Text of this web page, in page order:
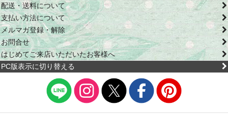
配送・送料について
支払い方法について
メルマガ登録・解除
お問合せ
はじめてご来店いただいたお客様へ
PC版表示に切り替える